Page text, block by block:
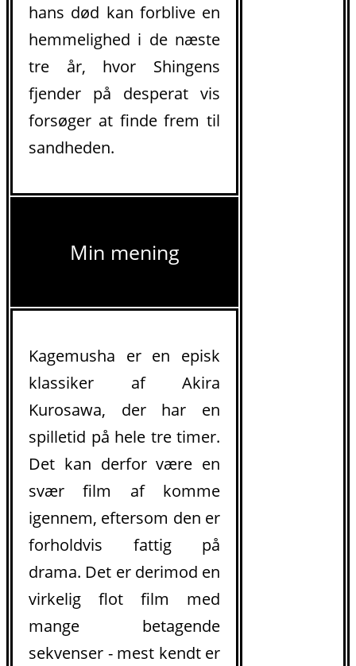
hans død kan forblive en
hemmelighed i de næste
tre år, hvor Shingens
fjender på desperat vis
forsøger at finde frem til
sandheden.
Min mening
Kagemusha er en episk
klassiker af Akira
Kurosawa, der har en
spilletid på hele tre timer.
Det kan derfor være en
svær film af komme
igennem, eftersom den er
forholdvis fattig på
drama. Det er derimod en
virkelig flot film med
mange betagende
sekvenser - mest kendt er